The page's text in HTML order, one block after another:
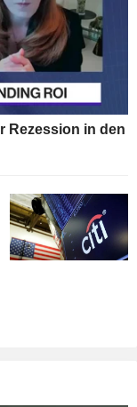
Rezession in den